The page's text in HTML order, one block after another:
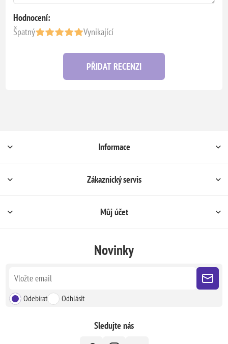
Hodnocení:
Špatný
Vynikající
PŘIDAT RECENZI
Informace
Zákaznický servis
Můj účet
Novinky
Odebírat Odhlásit
Sledujte nás